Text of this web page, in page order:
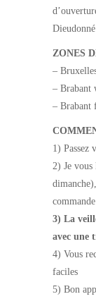
ZONES
–
– Brabant
– Brabant
1) Passez
2) Je
3) La
avec une
4) Vous
faciles
5) Bon